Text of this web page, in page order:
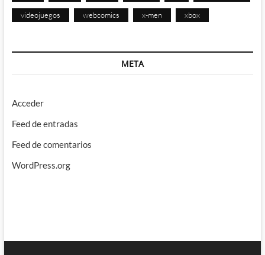
videojuegos webcomics x-men xbox
META
Acceder
Feed de entradas
Feed de comentarios
WordPress.org